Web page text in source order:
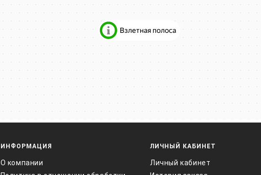
ИНФОРМАЦИЯ
О компании
ЛИЧНЫЙ КАБИНЕТ
Личный кабинет